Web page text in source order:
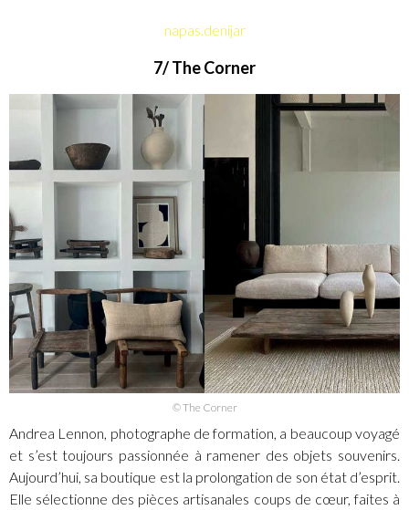
napas.denijar
7/ The Corner
© The Corner
Andrea Lennon, photographe de formation, a beaucoup voyagé
et s’est toujours passionnée à ramener des objets souvenirs.
Aujourd’hui, sa boutique est la prolongation de son état d’esprit.
Elle sélectionne des pièces artisanales coups de cœur, faites à